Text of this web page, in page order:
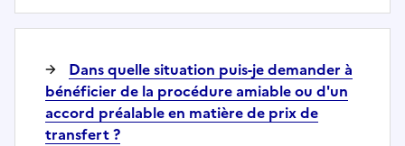
Dans quelle situation puis-je demander à
bénéficier de la procédure amiable ou d'un
accord préalable en matière de prix de
transfert ?